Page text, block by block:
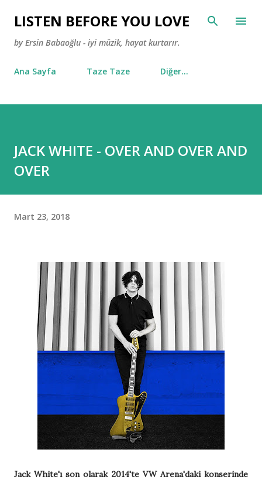
Ana içeriğe atla
LISTEN BEFORE YOU LOVE
by Ersin Babaoğlu - iyi müzik, hayat kurtarır.
Ana Sayfa Taze Taze Diğer…
JACK WHITE - OVER AND OVER AND
OVER
Mart 23, 2018
Jack White'ı son olarak 2014'te VW Arena'daki konserinde